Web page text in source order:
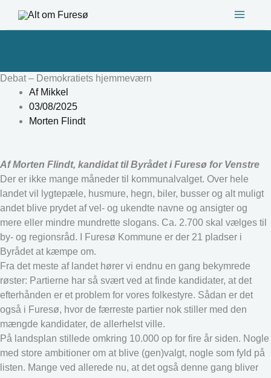
Debat – Demokratiets hjemmeværn
AfMikkel
03/08/2025
Morten Flindt
Af Morten Flindt, kandidat til Byrådet i Furesø for Venstre
Der er ikke mange måneder til kommunalvalget. Over hele
landet vil lygtepæle, husmure, hegn, biler, busser og alt muligt
andet blive prydet af vel- og ukendte navne og ansigter og
mere eller mindre mundrette slogans. Ca. 2.700 skal vælges til
by- og regionsråd. I Furesø Kommune er der 21 pladser i
Byrådet at kæmpe om.
Fra det meste af landet hører vi endnu en gang bekymrede
røster: Partierne har så svært ved at finde kandidater, at det
efterhånden er et problem for vores folkestyre. Sådan er det
også i Furesø, hvor de færreste partier nok stiller med den
mængde kandidater, de allerhelst ville.
På landsplan stillede omkring 10.000 op for fire år siden. Nogle
med store ambitioner om at blive (gen)valgt, nogle som fyld på
listen. Mange ved allerede nu, at det også denne gang bliver